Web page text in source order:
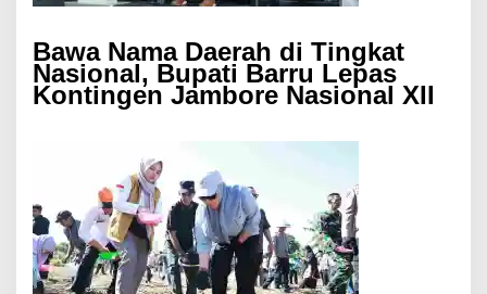
Bawa Nama Daerah di Tingkat
Nasional, Bupati Barru Lepas
Kontingen Jambore Nasional XII